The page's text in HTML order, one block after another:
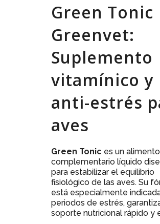
Green Tonic
Greenvet:
Suplemento
vitamínico y
anti-estrés
aves
Green Tonic es un alimento
complementario líquido
para estabilizar el equilibrio
fisiológico de las aves. Su
está especialmente
periodos de estrés,
soporte nutricional rápido y